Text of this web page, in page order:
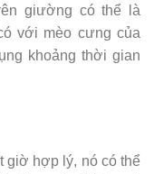
giường có thể là
với mèo cưng của
khoảng thời gian
giờ hợp lý, nó có thể